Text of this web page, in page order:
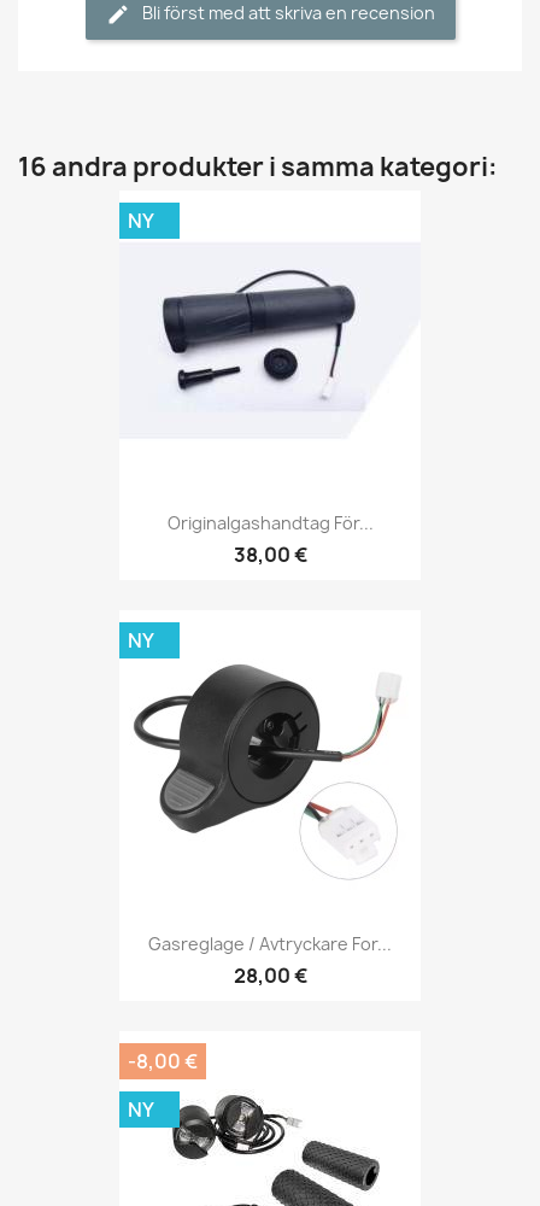
Bli först med att skriva en recension
16 andra produkter i samma kategori:
Originalgashandtag För...
38,00 €
NY
Gasreglage / Avtryckare For...
28,00 €
NY
-8,00 €
NY